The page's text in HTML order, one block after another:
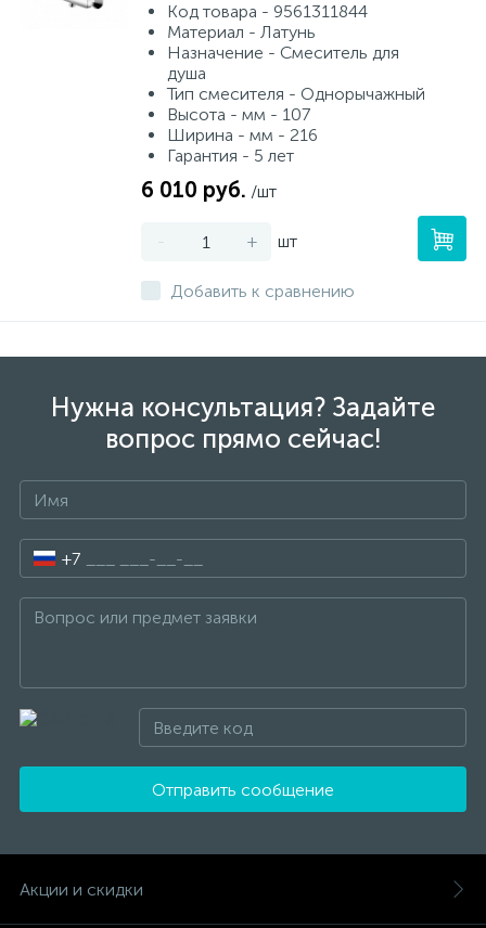
Код товара - 9561311844
Материал - Латунь
Назначение - Смеситель для
душа
Тип смесителя - Однорычажный
Высота - мм - 107
Ширина - мм - 216
Гарантия - 5 лет
6 010 руб. /шт
- + шт
Добавить к сравнению
Нужна консультация? Задайте
вопрос прямо сейчас!
+7
Отправить сообщение
Акции и скидки